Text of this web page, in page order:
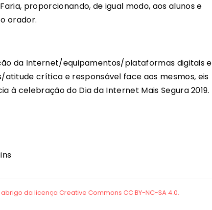
proporcionando, de igual modo, aos alunos e
orador.
da Internet/equipamentos/plataformas digitais e
crítica e responsável face aos mesmos, eis
à celebração do Dia da Internet Mais Segura 2019.